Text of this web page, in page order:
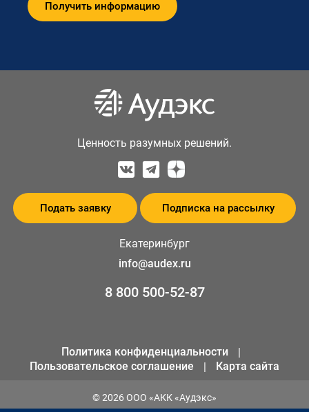
Ценность разумных решений.
Подать заявку Подписка на рассылку
Екатеринбург
info@audex.ru
8 800 500-52-87
Политика конфиденциальности
Пользовательское соглашение
Карта сайта
© 2026 ООО «АКК «Аудэкс»